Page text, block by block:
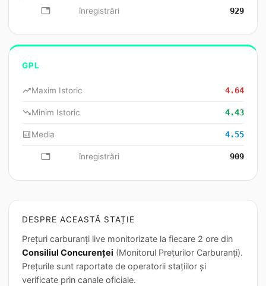
database înregistrări 929
GPL
trending_upMaxim Istoric 4.64
trending_downMinim Istoric 4.43
analyticsMedia 4.55
database înregistrări 909
DESPRE ACEASTĂ STAȚIE
Prețuri carburanți live monitorizate la fiecare 2 ore din
Consiliul Concurenței (Monitorul Prețurilor Carburanți).
Prețurile sunt raportate de operatorii stațiilor și
verificate prin canale oficiale.